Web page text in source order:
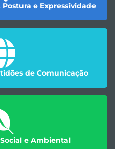
Postura e Expressividade
de Comunicação
e Ambiental